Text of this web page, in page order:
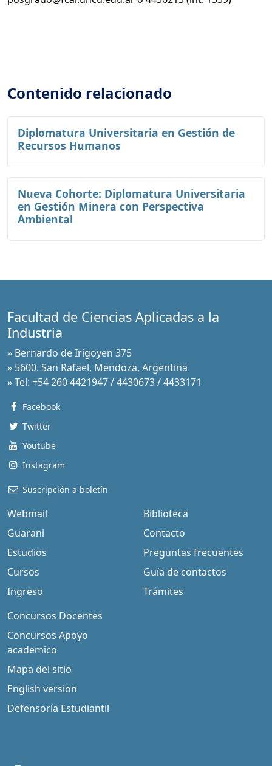
Contenido relacionado
Diplomatura Universitaria en Gestión de
Recursos Humanos
Nueva Cohorte: Diplomatura Universitaria
en Gestión Minera con Perspectiva
Ambiental
Facultad de Ciencias Aplicadas a la
Industria
» Bernardo de Irigoyen 375
» 5600. San Rafael, Mendoza, Argentina
» Tel: +54 260 4421947 / 4430673 / 4433171
Facebook
Twitter
Youtube
Instagram
Suscripción a boletín
Webmail
Guarani
Estudios
Cursos
Ingreso
Biblioteca
Contacto
Preguntas frecuentes
Guía de contactos
Trámites
Concursos Docentes
Concursos Apoyo
academico
Mapa del sitio
English version
Defensoría Estudiantil